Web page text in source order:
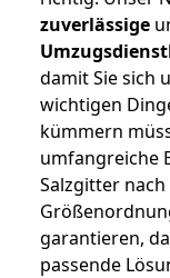
zuverlässige
damit Sie sich
wichtigen
kümmern
umfangreiche
Salzgitter
garantieren,
passende